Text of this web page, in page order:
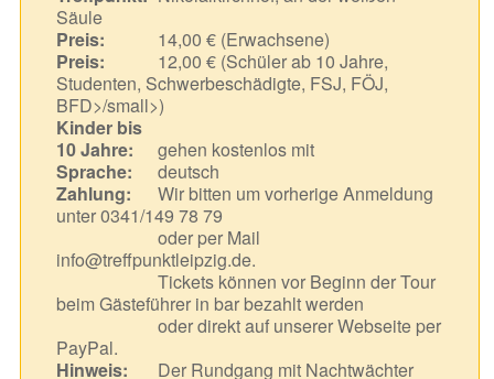
Säule
Preis:
14,00 € (Erwachsene)
Preis:
12,00 € (Schüler ab 10 Jahre,
Studenten, Schwerbeschädigte, FSJ, FÖJ,
BFD>/small>)
Kinder bis
10 Jahre:
gehen kostenlos mit
Sprache:
deutsch
Zahlung:
Wir bitten um vorherige Anmeldung
unter 0341/149 78 79
oder per Mail
info@treffpunktleipzig.de.
Tickets können vor Beginn der Tour
beim Gästeführer in bar bezahlt werden
oder direkt auf unserer Webseite per
PayPal.
Hinweis:
Der Rundgang mit Nachtwächter